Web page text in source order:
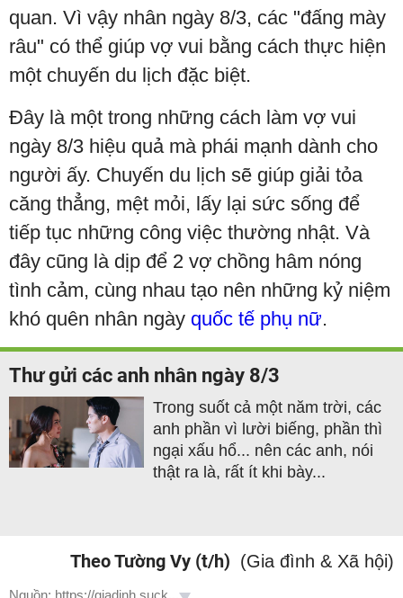
quan. Vì vậy nhân ngày 8/3, các "đấng mày
râu" có thể giúp vợ vui bằng cách thực hiện
một chuyến du lịch đặc biệt.
Đây là một trong những cách làm vợ vui
ngày 8/3 hiệu quả mà phái mạnh dành cho
người ấy. Chuyến du lịch sẽ giúp giải tỏa
căng thẳng, mệt mỏi, lấy lại sức sống để
tiếp tục những công việc thường nhật. Và
đây cũng là dịp để 2 vợ chồng hâm nóng
tình cảm, cùng nhau tạo nên những kỷ niệm
khó quên nhân ngày quốc tế phụ nữ.
Thư gửi các anh nhân ngày 8/3
Trong suốt cả một năm trời, các
anh phần vì lười biếng, phần thì
ngại xấu hổ... nên các anh, nói
thật ra là, rất ít khi bày...
Theo Tường Vy (t/h) (Gia đình & Xã hội)